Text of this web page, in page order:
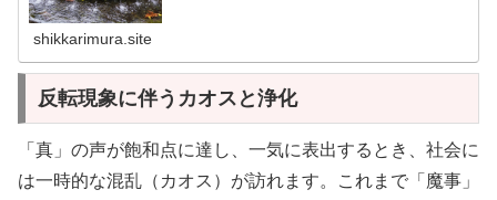
shikkarimura.site
反転現象に伴うカオスと浄化
「真」の声が飽和点に達し、一気に表出するとき、社会に
は一時的な混乱（カオス）が訪れます。これまで「魔事」